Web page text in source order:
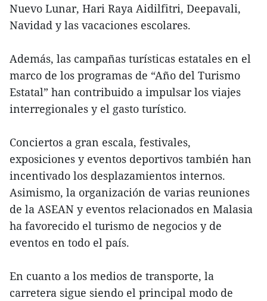
Nuevo Lunar, Hari Raya Aidilfitri, Deepavali,
Navidad y las vacaciones escolares.
Además, las campañas turísticas estatales en el
marco de los programas de “Año del Turismo
Estatal” han contribuido a impulsar los viajes
interregionales y el gasto turístico.
Conciertos a gran escala, festivales,
exposiciones y eventos deportivos también han
incentivado los desplazamientos internos.
Asimismo, la organización de varias reuniones
de la ASEAN y eventos relacionados en Malasia
ha favorecido el turismo de negocios y de
eventos en todo el país.
En cuanto a los medios de transporte, la
carretera sigue siendo el principal modo de